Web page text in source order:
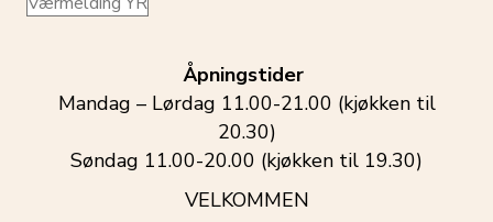
Åpningstider
Mandag – Lørdag 11.00-21.00 (kjøkken til
20.30)
Søndag 11.00-20.00 (kjøkken til 19.30)
VELKOMMEN